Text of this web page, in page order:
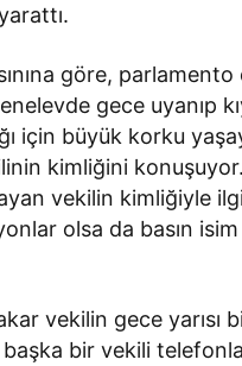
göre,
gece uyanıp
için büyük korku
kimliğini konuşuyor.
vekilin kimliğiyle
olsa da basın
vekilin gece yarısı
başka bir vekili